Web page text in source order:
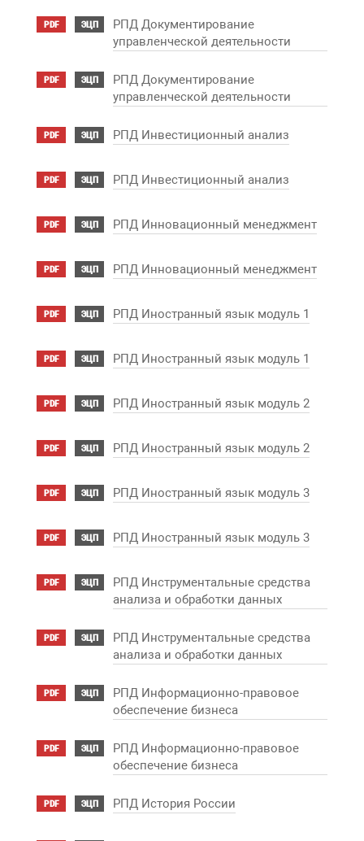
PDF ЭЦП
РПД Документирование
управленческой деятельности
PDF ЭЦП
РПД Документирование
управленческой деятельности
PDF ЭЦП РПД Инвестиционный анализ
PDF ЭЦП РПД Инвестиционный анализ
PDF ЭЦП РПД Инновационный менеджмент
PDF ЭЦП РПД Инновационный менеджмент
PDF ЭЦП РПД Иностранный язык модуль 1
PDF ЭЦП РПД Иностранный язык модуль 1
PDF ЭЦП РПД Иностранный язык модуль 2
PDF ЭЦП РПД Иностранный язык модуль 2
PDF ЭЦП РПД Иностранный язык модуль 3
PDF ЭЦП РПД Иностранный язык модуль 3
PDF ЭЦП
РПД Инструментальные средства
анализа и обработки данных
PDF ЭЦП
РПД Инструментальные средства
анализа и обработки данных
PDF ЭЦП
РПД Информационно-правовое
обеспечение бизнеса
PDF ЭЦП
РПД Информационно-правовое
обеспечение бизнеса
PDF ЭЦП РПД История России